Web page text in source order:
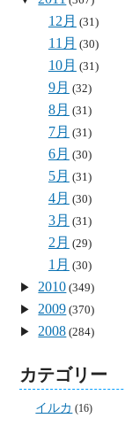
12月 (31)
11月 (30)
10月 (31)
9月 (32)
8月 (31)
7月 (31)
6月 (30)
5月 (31)
4月 (30)
3月 (31)
2月 (29)
1月 (30)
2010 (349)
2009 (370)
2008 (284)
カテゴリー
イルカ (16)